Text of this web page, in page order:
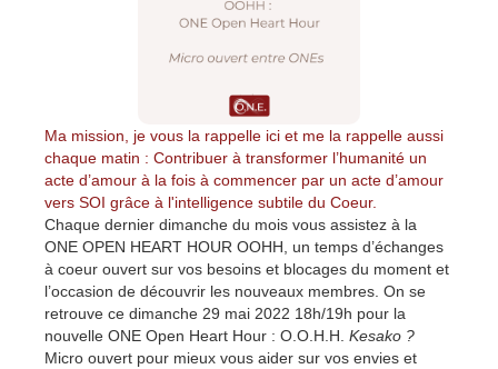
Ma mission, je vous la rappelle ici et me la rappelle aussi
chaque matin : Contribuer à transformer l’humanité un
acte d’amour à la fois à commencer par un acte d’amour
vers SOI grâce à l'intelligence subtile du Coeur.
Chaque dernier dimanche du mois vous assistez à la
ONE OPEN HEART HOUR OOHH, un temps d’échanges
à coeur ouvert sur vos besoins et blocages du moment et
l’occasion de découvrir les nouveaux membres. On se
retrouve ce dimanche 29 mai 2022 18h/19h pour la
nouvelle ONE Open Heart Hour : O.O.H.H. Kesako ?
Micro ouvert pour mieux vous aider sur vos envies et